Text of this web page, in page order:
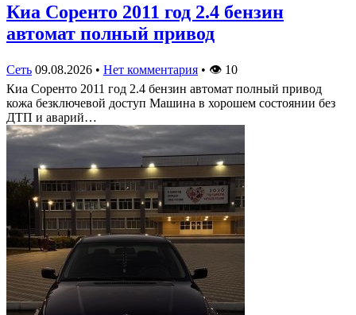
Киа Соренто 2011 год 2.4 бензин
автомат полный привод
Сеть 09.08.2026 • Нет комментария • 👁 10
Киа Соренто 2011 год 2.4 бензин автомат полный привод
кожа безключевой доступ Машина в хорошем состоянии без
ДТП и аварий…